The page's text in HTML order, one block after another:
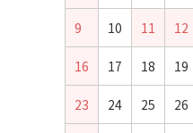
9 10 11 12
16 17 18 19
23 24 25 26